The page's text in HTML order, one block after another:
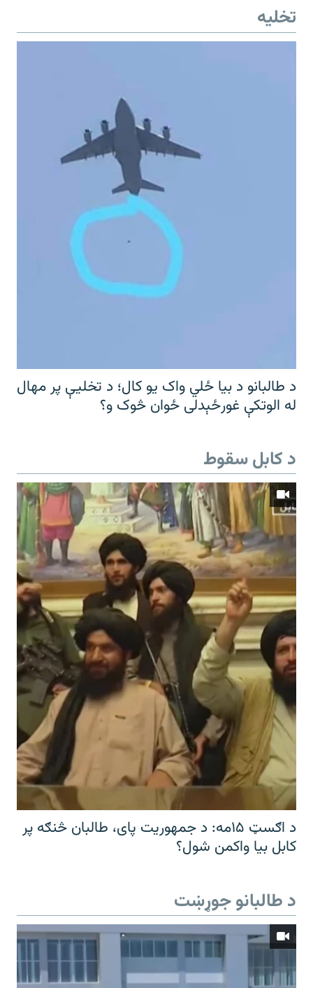
تخلیه
د طالبانو د بیا ځلي واک یو کال؛ د تخلیې پر مهال
له الوتکې غورځېدلی ځوان څوک و؟
د کابل سقوط
د اګسټ ۱۵مه: د جمهوریت پای، طالبان څنګه پر
کابل بیا واکمن شول؟
د طالبانو جوړښت